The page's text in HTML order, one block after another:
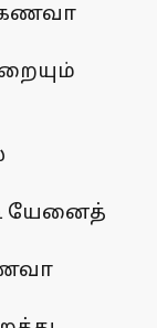
கணவா
யேனைத்